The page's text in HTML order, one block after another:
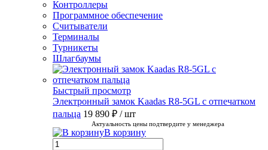
Контроллеры
Программное обеспечение
Считыватели
Терминалы
Турникеты
Шлагбаумы
Быстрый просмотр
Электронный замок Kaadas R8-5GL с отпечатком
пальца 19 890 ₽ / шт
Актуальность цены подтвердите у менеджера
В корзину